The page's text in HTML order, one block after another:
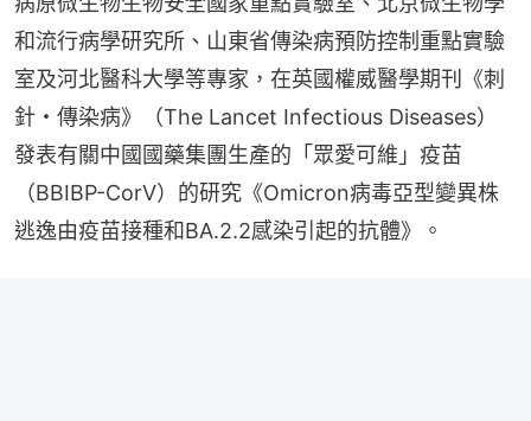
和流行病學研究所、山東省傳染病預防控制重點實驗
室及河北醫科大學等專家，在英國權威醫學期刊《刺
針・傳染病》（The Lancet Infectious Diseases）
發表有關中國國藥集團生產的「眾愛可維」疫苗
（BBIBP-CorV）的研究《Omicron病毒亞型變異株
逃逸由疫苗接種和BA.2.2感染引起的抗體》。